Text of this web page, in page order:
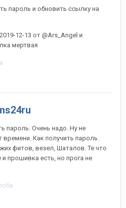
пароль и обновить ссылку на
12-13 от @Ars_Angel и
мертвая
пароль. Очень надо. Ну не
Как получить пароль.
фитов, везел, Шаталов. Те что
прошивка есть, но прога не